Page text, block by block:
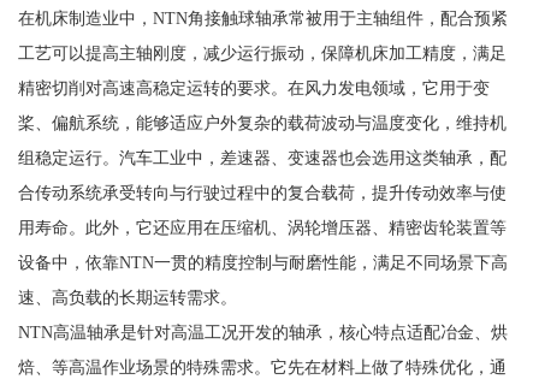
在机床制造业中，NTN角接触球轴承常被用于主轴组件，配合预紧
工艺可以提高主轴刚度，减少运行振动，保障机床加工精度，满足
精密切削对高速高稳定运转的要求。在风力发电领域，它用于变
桨、偏航系统，能够适应户外复杂的载荷波动与温度变化，维持机
组稳定运行。汽车工业中，差速器、变速器也会选用这类轴承，配
合传动系统承受转向与行驶过程中的复合载荷，提升传动效率与使
用寿命。此外，它还应用在压缩机、涡轮增压器、精密齿轮装置等
设备中，依靠NTN一贯的精度控制与耐磨性能，满足不同场景下高
速、高负载的长期运转需求。
NTN高温轴承是针对高温工况开发的轴承，核心特点适配冶金、烘
焙、等高温作业场景的特殊需求。它先在材料上做了特殊优化，通